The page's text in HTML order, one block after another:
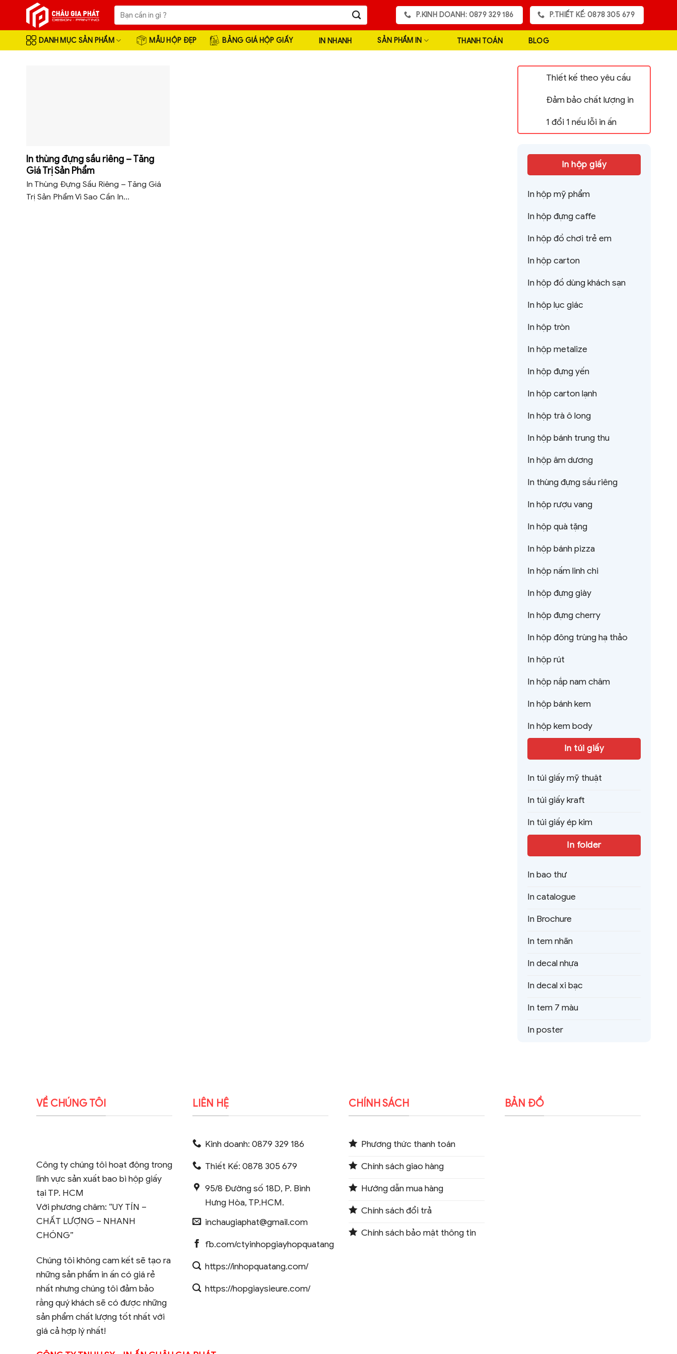
content
Tìm
kiếm:
P.KINH DOANH: 0879 329 186 P.THIẾT KẾ: 0878 305 679
DANH MỤC SẢN PHẨM MẪU HỘP ĐẸP BẢNG GIÁ HỘP GIẤY IN NHANH SẢN PHẨM IN THANH TOÁN BLOG
In thùng đựng sầu riêng – Tăng
Giá Trị Sản Phẩm
In Thùng Đựng Sầu Riêng – Tăng Giá
Trị Sản Phẩm Vì Sao Cần In...
Thiết kế theo yêu cầu
Đảm bảo chất lượng in
1 đổi 1 nếu lỗi in ấn
In hộp giấy
In hộp mỹ phẩm
In hộp đựng caffe
In hộp đồ chơi trẻ em
In hộp carton
In hộp đồ dùng khách sạn
In hộp lục giác
In hộp tròn
In hộp metalize
In hộp đựng yến
In hộp carton lạnh
In hộp trà ô long
In hộp bánh trung thu
In hộp âm dương
In thùng đựng sầu riêng
In hộp rượu vang
In hộp quà tặng
In hộp bánh pizza
In hộp nấm linh chi
In hộp đựng giày
In hộp đựng cherry
In hộp đông trùng hạ thảo
In hộp rút
In hộp nắp nam châm
In hộp bánh kem
In hộp kem body
In túi giấy
In túi giấy mỹ thuật
In túi giấy kraft
In túi giấy ép kim
In folder
In bao thư
In catalogue
In Brochure
In tem nhãn
In decal nhựa
In decal xi bạc
In tem 7 màu
In poster
VỀ CHÚNG TÔI
Công ty chúng tôi hoạt động trong
lĩnh vực sản xuất bao bì hộp giấy
tại TP. HCM
Với phương châm: “UY TÍN –
CHẤT LƯỢNG – NHANH
CHÓNG”
Chúng tôi không cam kết sẽ tạo ra
những sản phẩm in ấn có giá rẻ
nhất nhưng chúng tôi đảm bảo
rằng quý khách sẽ có được những
sản phẩm chất lượng tốt nhất với
giá cả hợp lý nhất!
LIÊN HỆ
Kinh doanh: 0879 329 186
Thiết Kế: 0878 305 679
95/8 Đường số 18D, P. Bình
Hưng Hòa, TP.HCM.
inchaugiaphat@gmail.com
fb.com/ctyinhopgiayhopquatang
https://inhopquatang.com/
https://hopgiaysieure.com/
CHÍNH SÁCH
Phương thức thanh toán
Chính sách giao hàng
Hướng dẫn mua hàng
Chính sách đổi trả
Chính sách bảo mật thông tin
BẢN ĐỒ